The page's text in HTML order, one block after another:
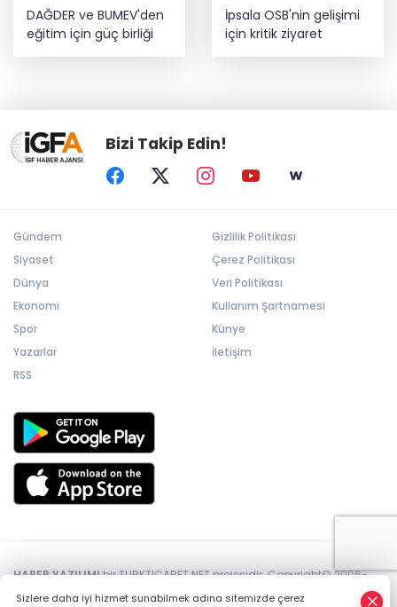
DAĞDER ve BUMEV'den
eğitim için güç birliği
İpsala OSB'nin gelişimi
için kritik ziyaret
Bizi Takip Edin!
Gündem
Siyaset
Dünya
Ekonomi
Spor
Yazarlar
RSS
Gizlilik Politikası
Çerez Politikası
Veri Politikası
Kullanım Şartnamesi
Künye
İletişim
HABER YAZILIMIbir TURKTICARET.NET projesidir. Copyright© 2006-
Sizlere daha iyi hizmet sunabilmek adına sitemizde çerez